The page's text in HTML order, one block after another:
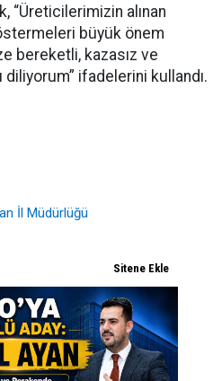
“Üreticilerimizin alınan
büyük önem
bereketli, kazasız ve
ifadelerini kullandı.
İl Müdürlüğü